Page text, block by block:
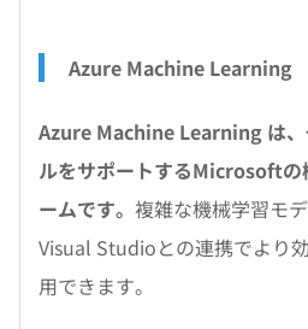
Azure Machine Learning
Azure Machine Learning は
ルをサポートするMicrosoftの
ームです。 複雑な機械学習モ
Visual Studioとの連携でより
用できます。